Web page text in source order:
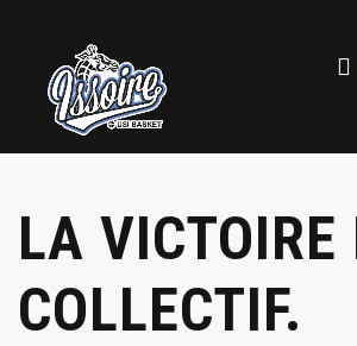
LA VICTOIRE
COLLECTIF.